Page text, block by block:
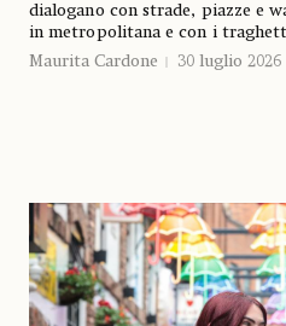
dialogano con strade, piazze e
in metropolitana e con i
Maurita Cardone
30 luglio 2026